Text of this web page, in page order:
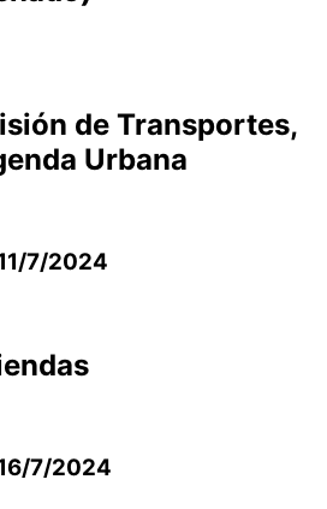
de Transportes,
Urbana
7/2024
7/2024